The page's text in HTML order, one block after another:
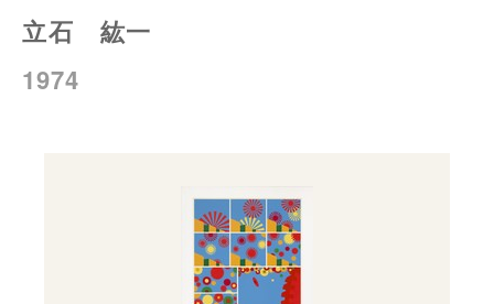
立石 紘一
1974